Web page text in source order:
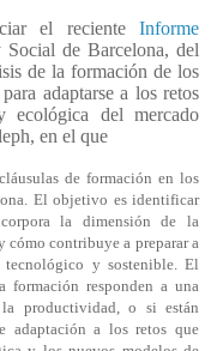
el reciente Informe
de Barcelona, del
de la formación de los
adaptarse a los retos
ecológica del mercado
en el que
de formación en los
El objetivo es identificar
la dimensión de la
cómo contribuye a preparar a
tecnológico y sostenible. El
formación responden a una
productividad, o si están
adaptación a los retos que